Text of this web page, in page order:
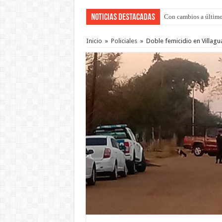
Noticias Destacadas Con cambios a
Adopción en Entre
Inicio » Policiales » Doble femicidio en